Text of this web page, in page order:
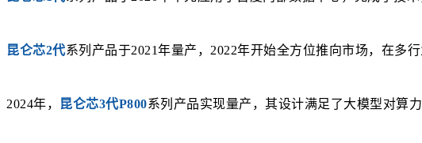
昆仑芯2代系列产品于2021年量产，2022年开始全方位推向市场，在多
2024年， 昆仑芯3代P800系列产品实现量产，其设计满足了大模型对算